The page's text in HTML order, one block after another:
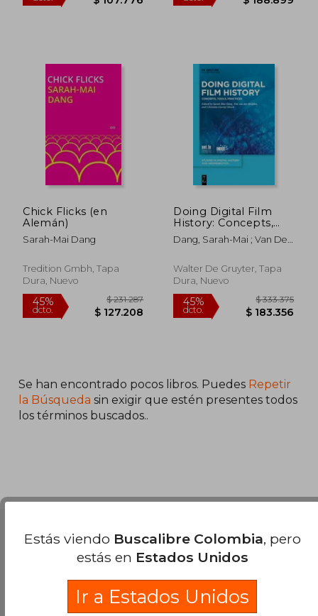
45%
dcto. $ 107.776
45%
dcto.
Chick Flicks (en
Alemán)
Sarah-Mai Dang
Tredition Gmbh, Tapa
Dura, Nuevo
45% $ 231.287
Doing Digital Film
History: Concepts,
Tools, Practices (en
Inglés)
Dang, Sarah-Mai ; Van Der
Christian Gosvig
Walter De Gruyter, Tapa
Dura, Nuevo
Se han encontrado pocos libros. Puedes Repetir
la Búsqueda sin exigir que estén presentes todos
los términos buscados..
Nuestras Formas de Pago
Estás viendo Buscalibre Colombia, pero
estás en Estados Unidos
Ir a Estados Unidos